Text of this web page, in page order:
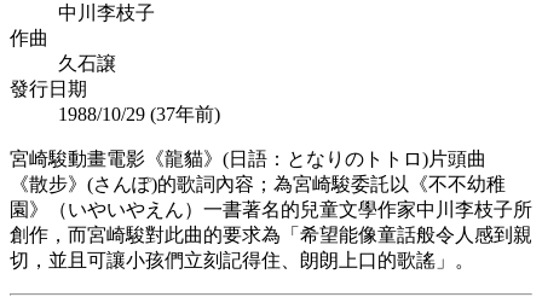
中川李枝子
作曲
久石譲
發行日期
1988/10/29 (37年前)
宮崎駿動畫電影《龍貓》(日語：となりのトトロ)片頭曲
《散步》(さんぽ)的歌詞內容；為宮崎駿委託以《不不幼稚
園》（いやいやえん）一書著名的兒童文學作家中川李枝子所
創作，而宮崎駿對此曲的要求為「希望能像童話般令人感到親
切，並且可讓小孩們立刻記得住、朗朗上口的歌謠」。